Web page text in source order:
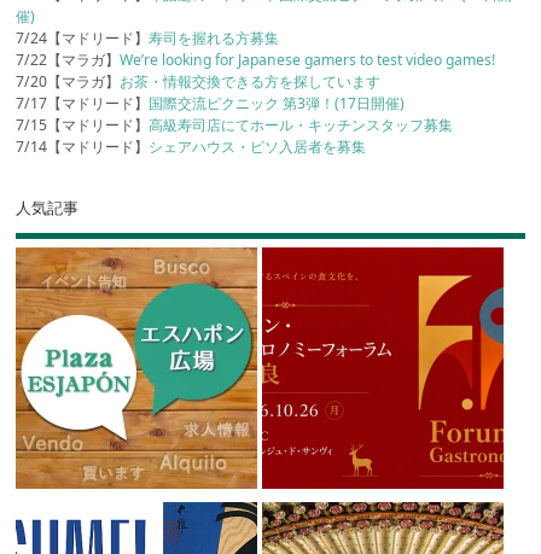
催)
7/24【マドリード】寿司を握れる方募集
7/22【マラガ】We’re looking for Japanese gamers to test video games!
7/20【マラガ】 お茶・情報交換できる方を探しています
7/17【マドリード】 国際交流ピクニック 第3弾！(17日開催)
7/15【マドリード】高級寿司店にてホール・キッチンスタッフ募集
7/14【マドリード】 シェアハウス・ピソ入居者を募集
人気記事